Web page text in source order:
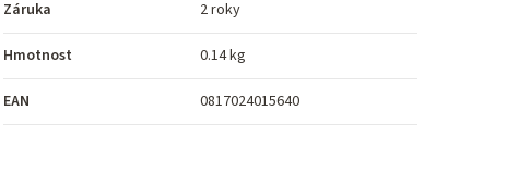
Záruka 2 roky
Hmotnost 0.14 kg
EAN 0817024015640